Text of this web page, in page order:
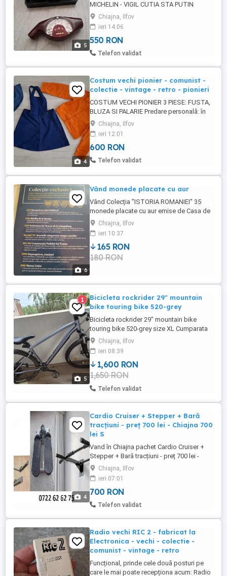
5
MICHELIN - VIGIL CUTIA STA PUTIN
INTREDESCHISA Predare personală: în
București (Calea Giulești), în Ilfov (Chiajna)
Pentru livrarea în alte localități: doar cu
plata în cont, nu trimit ramburs
Chiajna, Ilfov
ieri 14:06
550 RON
Telefon validat
4
Costum vechi pionier - comunist -
colectie - vintage - retro - pionieri
COSTUM VECHI PIONIER 3 PIESE: FUSTA,
BLUZA SI PALARIE Predare personală: în
București (Calea Giulești), în Ilfov (Chiajna)
Pentru livrarea în alte localități: doar cu
plata în cont, nu trimit ramburs
Chiajna, Ilfov
ieri 12:01
600 RON
Telefon validat
6
Vând monede placate cu aur
Vând Colecția "ISTORIA ROMANIEI" 35
monede placate cu aur emise de Casa de
monede autentificate de Banca Romaniei
Chiajna, Ilfov
ieri 10:37
165 RON
180 RON
5
1
Bicicleta rockrider 29" mountain
bike touring bike 520-grey
Bicicleta rockrider 29" mountain bike
touring bike 520-grey size XL Cumparata
acum aproximativ 2 ani Folosita foarte
putin, nu am avut timp sa ies cu ea decat
de cateva ori
Chiajna, Ilfov
ieri 08:39
1,600 RON
1,650 RON
Telefon validat
4
Cardio Cruiser + Stepper + Bară
tracțiuni - preț 700 lei - Chiajna 700
lei S
Vand în Chiajna pachet Cardio Cruiser +
Stepper + Bară tracțiuni - preț 700 lei -
Chiajna. ( Pe bucăți Cardio Cruiser 500 lei
Bară tracțiuni 200 lei Stepper 200 lei)
Chiajna, Ilfov
ieri 07:01
700 RON
Telefon validat
Radio vechi RIC 2 - fabricat la
Electronica - vechi - colectie -
comunist - vintage - retro
Funcțional, prinde cele două posturi pe
care le mai poate recepționa acum: Radio